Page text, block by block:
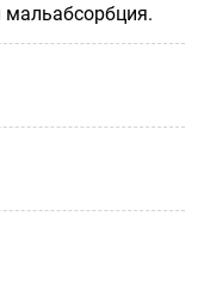
мальабсорбция.